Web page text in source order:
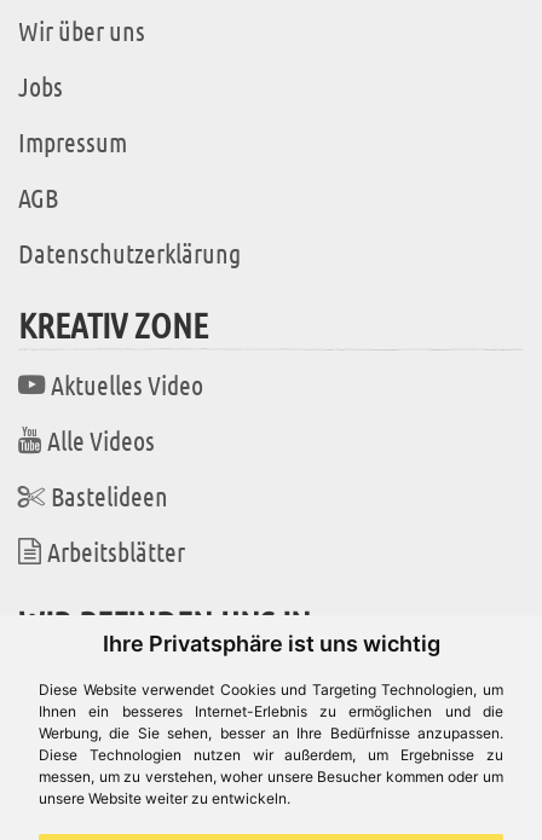
Ihre Privatsphäre ist uns wichtig
Diese Website verwendet Cookies und Targeting Technologien, um
Ihnen ein besseres Internet-Erlebnis zu ermöglichen und die
Werbung, die Sie sehen, besser an Ihre Bedürfnisse anzupassen.
Diese Technologien nutzen wir außerdem, um Ergebnisse zu
messen, um zu verstehen, woher unsere Besucher kommen oder um
unsere Website weiter zu entwickeln.
Wir über uns
Jobs
Impressum
AGB
Datenschutzerklärung
KREATIV ZONE
Aktuelles Video
Alle Videos
Bastelideen
Arbeitsblätter
WIR BEFINDEN UNS IN
Es gibt uns auch in